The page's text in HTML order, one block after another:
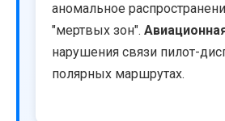
аномальное
"мертвых зон".
нарушения связи пилот-
полярных маршрутах.